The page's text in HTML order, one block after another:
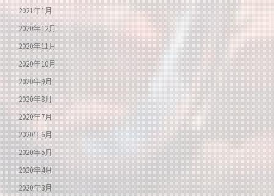
2021年1月
2020年12月
2020年11月
2020年10月
2020年9月
2020年8月
2020年7月
2020年6月
2020年5月
2020年4月
2020年3月